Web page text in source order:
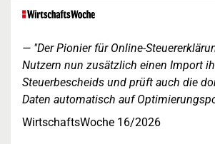
"Der Pionier für Online-
Nutzern nun zusätzlich einen Import
Steuerbescheids und prüft auch die
Daten automatisch auf
WirtschaftsWoche 16/2026